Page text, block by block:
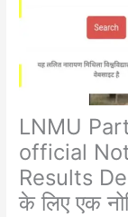
LNMU
official
Results
के लिए एक